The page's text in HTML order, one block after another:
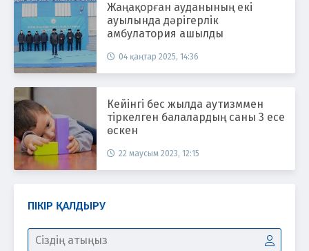
Жаңақорған ауданының екі
ауылында дәрігерлік
амбулатория ашылды
04 қаңтар 2025, 14:36
Кейінгі бес жылда аутизммен
тіркелген балалардың саны 3 есе
өскен
22 маусым 2023, 12:15
ПІКІР ҚАЛДЫРУ